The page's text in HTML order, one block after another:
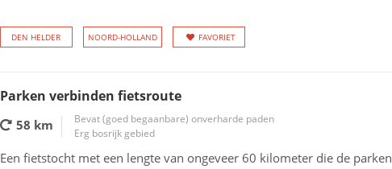
DEN HELDER NOORD-HOLLAND FAVORIET
Parken verbinden fietsroute
58 km
Bevat (goed begaanbare) onverharde paden
Erg bosrijk gebied
Een fietstocht met een lengte van ongeveer 60 kilometer die de parken